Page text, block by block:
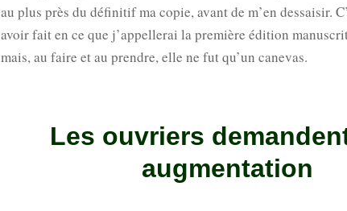
au plus près du défi­ni­tif ma copie, avant de m’en des­sai­sir.
avoir fait en ce que j’appellerai la pre­mière édi­tion
mais, au faire et au prendre, elle ne fut qu’un canevas.
Les ouvriers
augmentation